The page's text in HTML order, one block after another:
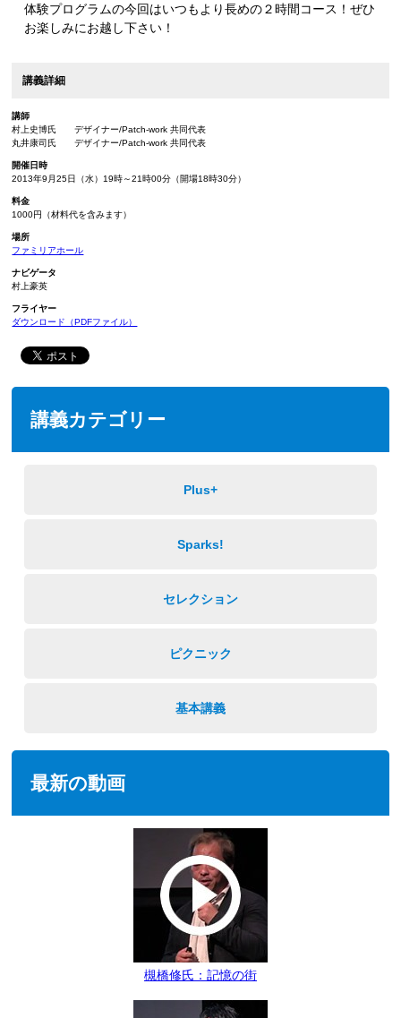
体験プログラムの今回はいつもより長めの２時間コース！ぜひ
お楽しみにお越し下さい！
講義詳細
講師
村上史博氏 デザイナー/Patch-work 共同代表
丸井康司氏 デザイナー/Patch-work 共同代表
開催日時
2013年9月25日（水）19時～21時00分（開場18時30分）
料金
1000円（材料代を含みます）
場所
ファミリアホール
ナビゲータ
村上豪英
フライヤー
ダウンロード（PDFファイル）
講義カテゴリー
Plus+
Sparks!
セレクション
ピクニック
基本講義
最新の動画
槻橋修氏：記憶の街